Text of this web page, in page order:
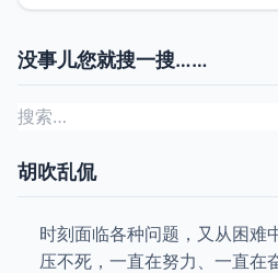
框，也可以通过nodebot或no
没事儿您就搜一搜……
搜
胡吹乱侃
时刻面临各种问题，又从困难
压不死，一直在努力、一直在